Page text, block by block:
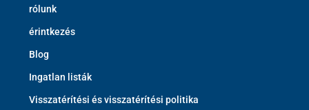
rólunk
érintkezés
Blog
Ingatlan listák
Visszatérítési és visszatérítési politika